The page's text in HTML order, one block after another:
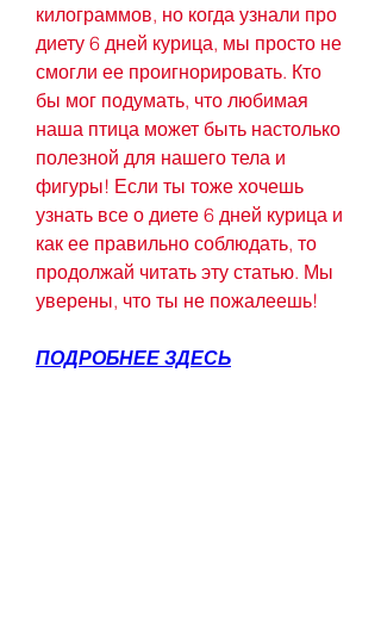
килограммов, но когда узнали про
диету 6 дней курица, мы просто не
смогли ее проигнорировать. Кто
бы мог подумать, что любимая
наша птица может быть настолько
полезной для нашего тела и
фигуры! Если ты тоже хочешь
узнать все о диете 6 дней курица и
как ее правильно соблюдать, то
продолжай читать эту статью. Мы
уверены, что ты не пожалеешь!
ПОДРОБНЕЕ ЗДЕСЬ